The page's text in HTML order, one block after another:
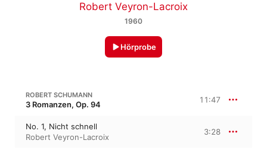
Robert Veyron-Lacroix
1960
Hörprobe
ROBERT SCHUMANN
3 Romanzen, Op. 94 11:47
No. 1, Nicht schnell
Robert Veyron-Lacroix
3:28